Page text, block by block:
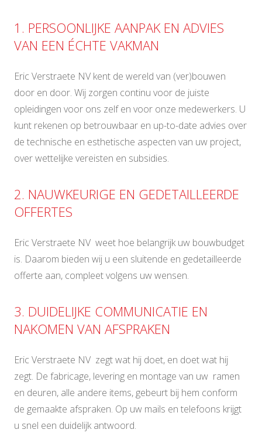
1. PERSOONLIJKE AANPAK EN ADVIES
VAN EEN ÉCHTE VAKMAN
Eric Verstraete NV kent de wereld van (ver)bouwen
door en door. Wij zorgen continu voor de juiste
opleidingen voor ons zelf en voor onze medewerkers. U
kunt rekenen op betrouwbaar en up-to-date advies over
de technische en esthetische aspecten van uw project,
over wettelijke vereisten en subsidies.
2. NAUWKEURIGE EN GEDETAILLEERDE
OFFERTES
Eric Verstraete NV weet hoe belangrijk uw bouwbudget
is. Daarom bieden wij u een sluitende en gedetailleerde
offerte aan, compleet volgens uw wensen.
3. DUIDELIJKE COMMUNICATIE EN
NAKOMEN VAN AFSPRAKEN
Eric Verstraete NV zegt wat hij doet, en doet wat hij
zegt. De fabricage, levering en montage van uw ramen
en deuren, alle andere items, gebeurt bij hem conform
de gemaakte afspraken. Op uw mails en telefoons krijgt
u snel een duidelijk antwoord.